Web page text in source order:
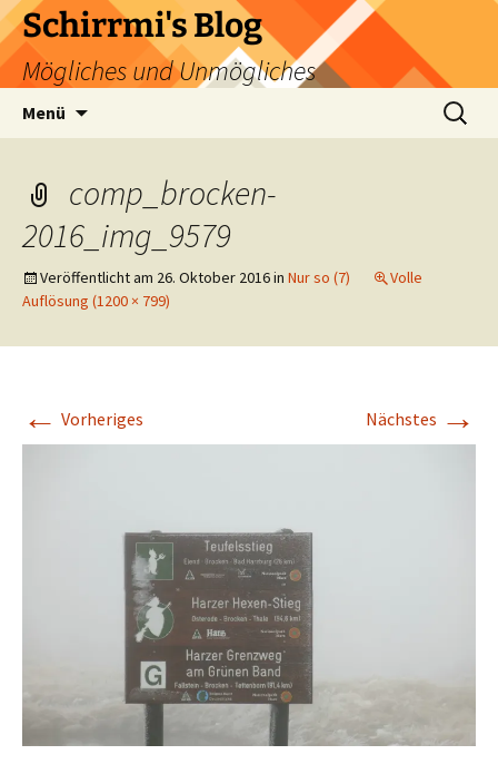
Zum
Inhalt
springen
Schirrmi's Blog
Mögliches und Unmögliches
Menü
Suchen
nach:
comp_brocken-
2016_img_9579
Veröffentlicht am 26. Oktober 2016in Nur so (7)
Volle
Auflösung (1200 × 799)
← Vorheriges Nächstes →